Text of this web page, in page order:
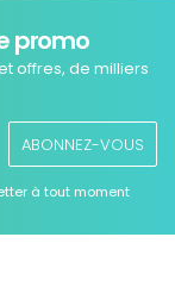
promo
offres, de milliers
ABONNEZ-VOUS
à tout moment